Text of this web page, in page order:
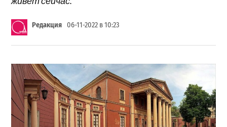
Редакция 06-11-2022 в 10:23